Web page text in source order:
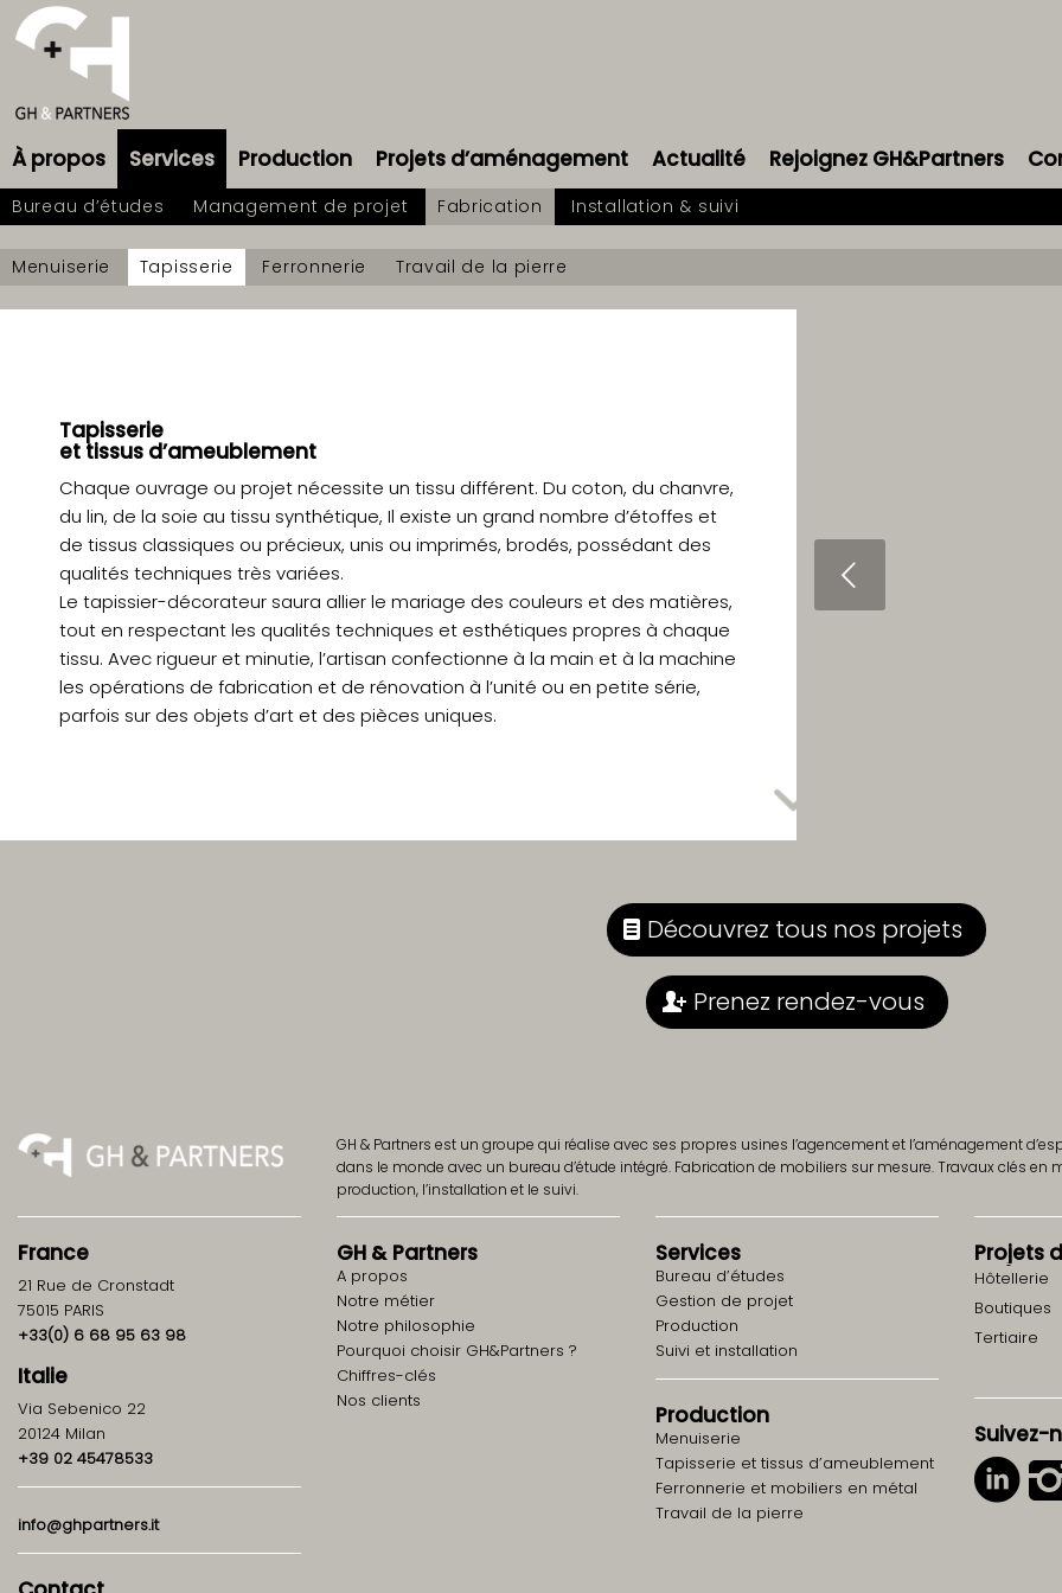
À propos Services Production Projets d’aménagement Actualité Rejoignez GH&Partners
Bureau d’études Management de projet Fabrication Installation & suivi
Menuiserie Tapisserie Ferronnerie Travail de la pierre
Tapisserie
et tissus d’ameublement
Chaque ouvrage ou projet nécessite un tissu différent. Du coton, du chanvre,
du lin, de la soie au tissu synthétique, Il existe un grand nombre d’étoffes et
de tissus classiques ou précieux, unis ou imprimés, brodés, possédant des
qualités techniques très variées.
Le tapissier-décorateur saura allier le mariage des couleurs et des matières,
tout en respectant les qualités techniques et esthétiques propres à chaque
tissu. Avec rigueur et minutie, l’artisan confectionne à la main et à la machine
les opérations de fabrication et de rénovation à l’unité ou en petite série,
parfois sur des objets d’art et des pièces uniques.
Découvrez tous nos projets
Prenez rendez-vous
GH & Partners est un groupe qui réalise avec ses propres usines l’agencement et l’aménagement
dans le monde avec un bureau d’étude intégré. Fabrication de mobiliers sur mesure. Travaux clés en
production, l’installation et le suivi.
France
21 Rue de Cronstadt
75015 PARIS
+33(0) 6 68 95 63 98
Italie
Via Sebenico 22
20124 Milan
+39 02 45478533
info@ghpartners.it
GH & Partners
A propos
Notre métier
Notre philosophie
Pourquoi choisir GH&Partners ?
Chiffres-clés
Nos clients
Services
Bureau d’études
Gestion de projet
Production
Suivi et installation
Production
Menuiserie
Tapisserie et tissus d’ameublement
Ferronnerie et mobiliers en métal
Travail de la pierre
Projets
Hôtellerie
Boutiques
Tertiaire
Suivez-